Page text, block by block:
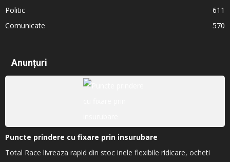
Politic
611
Comunicate
570
Anunțuri
Puncte prindere cu fixare prin insurubare
Total Race livreaza rapid din stoc inele flexibile ridicare, ocheti